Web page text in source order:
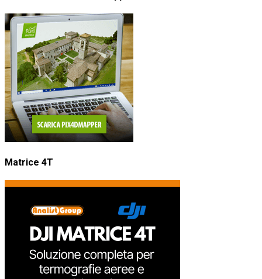
Matrice 4T